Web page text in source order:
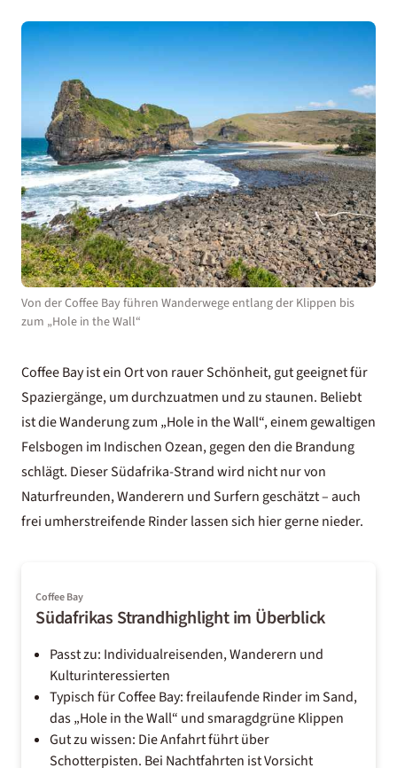
Von der Coffee Bay führen Wanderwege entlang der Klippen bis
zum „Hole in the Wall“
Coffee Bay ist ein Ort von rauer Schönheit, gut geeignet für
Spaziergänge, um durchzuatmen und zu staunen. Beliebt
ist die Wanderung zum „Hole in the Wall“, einem gewaltigen
Felsbogen im Indischen Ozean, gegen den die Brandung
schlägt. Dieser Südafrika-Strand wird nicht nur von
Naturfreunden, Wanderern und Surfern geschätzt – auch
frei umherstreifende Rinder lassen sich hier gerne nieder.
Coffee Bay
Südafrikas Strandhighlight im Überblick
Passt zu: Individualreisenden, Wanderern und
Kulturinteressierten
Typisch für Coffee Bay: freilaufende Rinder im Sand,
das „Hole in the Wall“ und smaragdgrüne Klippen
Gut zu wissen: Die Anfahrt führt über
Schotterpisten. Bei Nachtfahrten ist Vorsicht